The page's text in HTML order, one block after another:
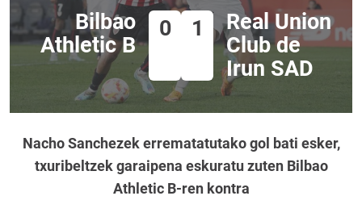
Bilbao
Athletic B
0 1
Real Union
Club de
Irun SAD
Nacho Sanchezek errematatutako gol bati esker,
txuribeltzek garaipena eskuratu zuten Bilbao
Athletic B-ren kontra